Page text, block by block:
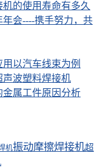
的使用寿命有多久
会----携手努力，共
以汽车线束为例
声波塑料焊接机
属工件原因分析
机振动摩擦焊接机超